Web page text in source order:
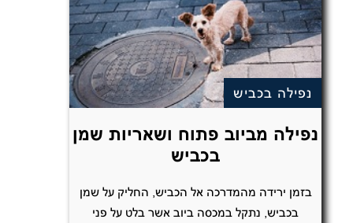
נפילה בכביש
נפילה מביוב פתוח ושאריות שמן
בכביש
בזמן ירידה מהמדרכה אל הכביש, החליק על שמן
בכביש, נתקל במכסה ביוב אשר בלט על פני